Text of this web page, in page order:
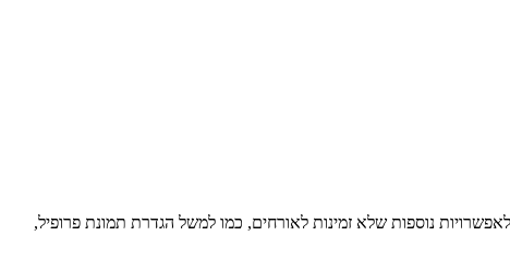
נוספות שלא זמינות לאורחים, כמו למשל הגדרת תמונת פרופיל,